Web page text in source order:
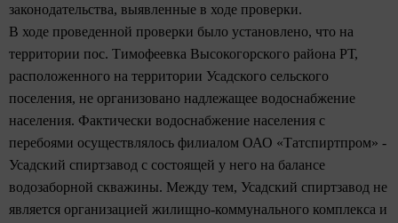
законодательства, выявленные в ходе проверки.
В ходе проведенной проверки было установлено, что на
территории пос. Тимофеевка Высокогорского района РТ,
расположенного на территории Усадского сельского
поселения, не организовано надлежащее водоснабжение
населения. Фактически водоснабжение населения с
перебоями осуществлялось филиалом ОАО «Татспиртпром» -
Усадский спиртзавод с состоящей у него на балансе
водозаборной скважины. Между тем, Усадский спиртзавод не
является организацией жилищно-коммунального комплекса и